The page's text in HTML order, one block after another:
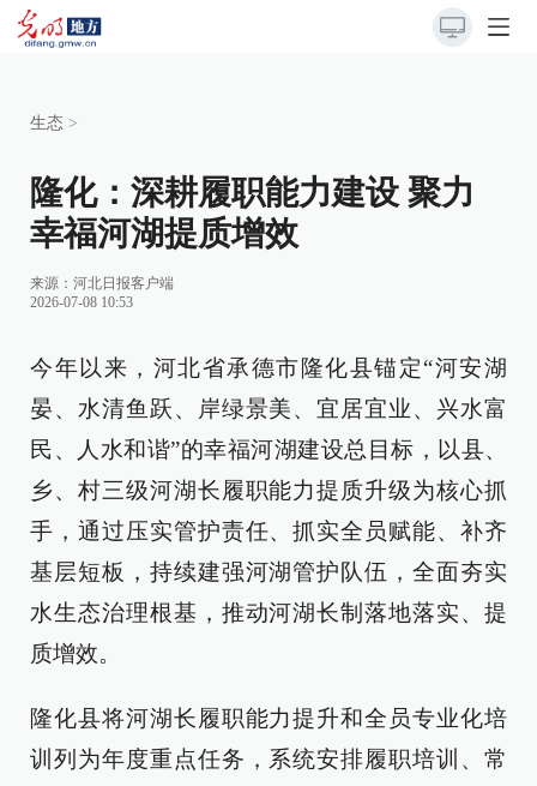
生态 >
隆化：深耕履职能力建设 聚力
幸福河湖提质增效
来源： 河北日报客户端
2026-07-08 10:53
今年以来，河北省承德市隆化县锚定“河安湖
晏、水清鱼跃、岸绿景美、宜居宜业、兴水富
民、人水和谐”的幸福河湖建设总目标，以县、
乡、村三级河湖长履职能力提质升级为核心抓
手，通过压实管护责任、抓实全员赋能、补齐
基层短板，持续建强河湖管护队伍，全面夯实
水生态治理根基，推动河湖长制落地落实、提
质增效。
隆化县将河湖长履职能力提升和全员专业化培
训列为年度重点任务，系统安排履职培训、常